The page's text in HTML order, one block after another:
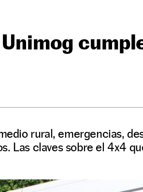
rural, emergencias,
Las claves sobre el 4x4